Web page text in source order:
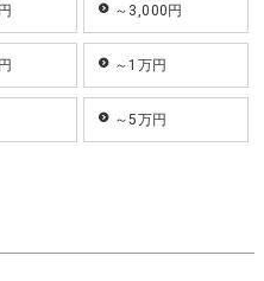
～3,000円
～1万円
～5万円